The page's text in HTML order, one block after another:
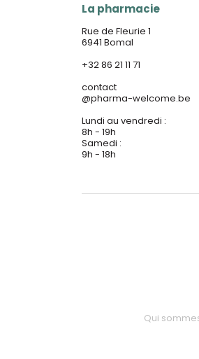
La pharmacie
Rue de Fleurie 1
6941 Bomal
+32 86 21 11 71
contact
@pharma-welcome.be
Lundi au vendredi :
8h - 19h
Samedi :
9h - 18h
Qui